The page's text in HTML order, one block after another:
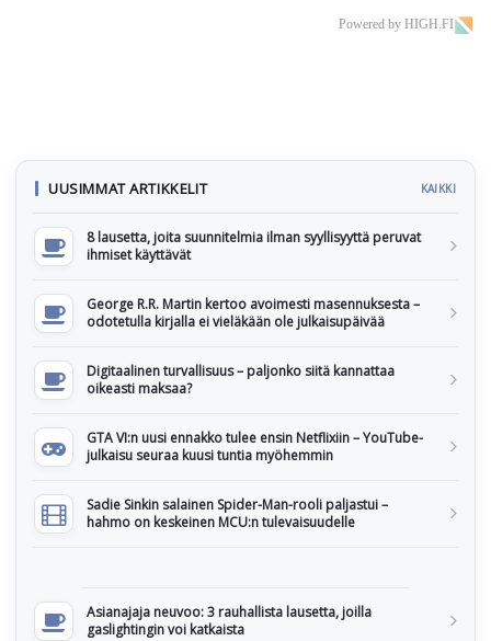
Powered by HIGH.FI
UUSIMMAT ARTIKKELIT KAIKKI
8 lausetta, joita suunnitelmia ilman syyllisyyttä peruvat
ihmiset käyttävät
George R.R. Martin kertoo avoimesti masennuksesta –
odotetulla kirjalla ei vieläkään ole julkaisupäivää
Digitaalinen turvallisuus – paljonko siitä kannattaa
oikeasti maksaa?
GTA VI:n uusi ennakko tulee ensin Netflixiin – YouTube-
julkaisu seuraa kuusi tuntia myöhemmin
Sadie Sinkin salainen Spider-Man-rooli paljastui –
hahmo on keskeinen MCU:n tulevaisuudelle
Asianajaja neuvoo: 3 rauhallista lausetta, joilla
gaslightingin voi katkaista